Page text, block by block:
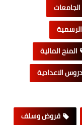
الجامعات
المنح المالية
دروس الاعدادية
قروض وسلف